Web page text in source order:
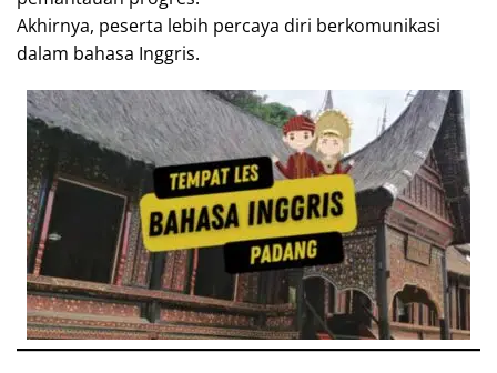
Akhirnya, peserta lebih percaya diri berkomunikasi
dalam bahasa Inggris.